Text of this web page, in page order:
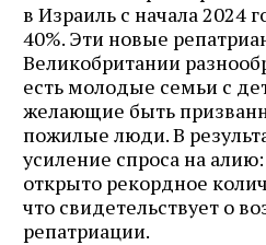
в Израиль с начала 2024
40%. Эти новые
Великобритании
есть молодые семьи с
желающие быть
пожилые люди. В
усиление спроса на
открыто рекордное
что свидетельствует о
репатриации.